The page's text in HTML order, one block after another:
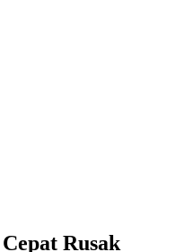
Rusak